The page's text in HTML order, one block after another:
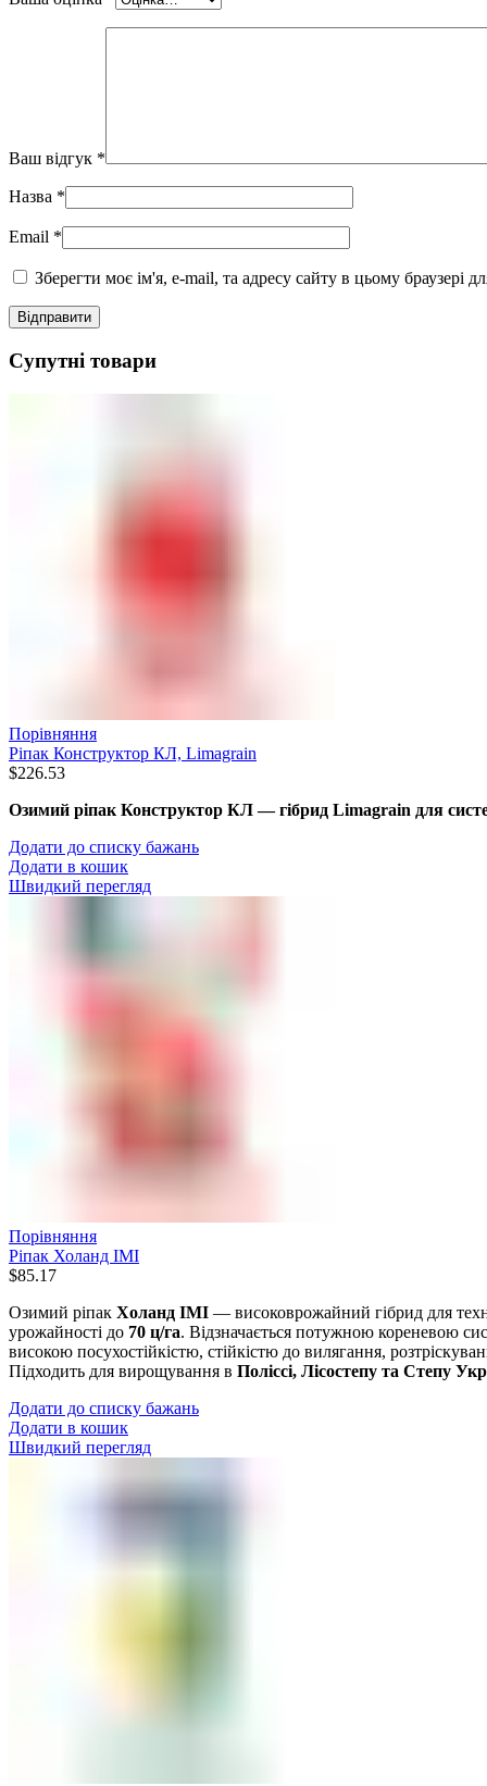
Ваш відгук *
Назва *
Email *
Зберегти моє ім'я, e-mail, та адресу сайту в цьому браузері
Супутні товари
Порівняння
Ріпак Конструктор КЛ, Limagrain
$226.53
Озимий ріпак Конструктор КЛ — гібрид Limagrain для
Додати до списку бажань
Додати в кошик
Швидкий перегляд
Порівняння
Ріпак Холанд IMI
$85.17
Озимий ріпак Холанд IMI — високоврожайний гібрид для
урожайності до 70 ц/га. Відзначається потужною кореневою
високою посухостійкістю, стійкістю до вилягання,
Підходить для вирощування в Поліссі, Лісостепу та Степу
Додати до списку бажань
Додати в кошик
Швидкий перегляд